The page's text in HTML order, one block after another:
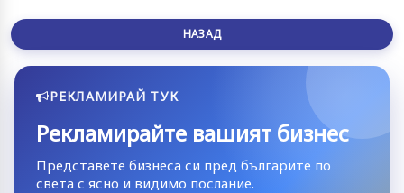
НАЗАД
РЕКЛАМИРАЙ ТУК
Рекламирайте вашият бизнес
Представете бизнеса си пред българите по
света с ясно и видимо послание.